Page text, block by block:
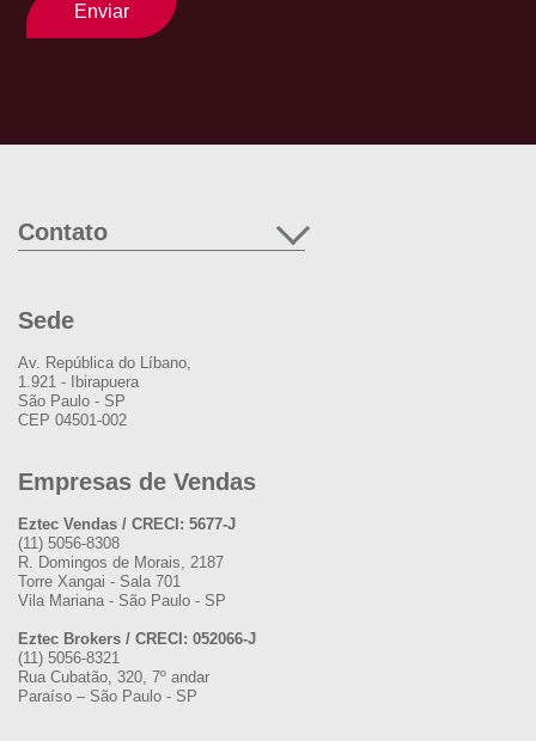
Enviar
Contato
Sede
Av. República do Líbano,
1.921 - Ibirapuera
São Paulo - SP
CEP 04501-002
Empresas de Vendas
Eztec Vendas / CRECI: 5677-J
(11) 5056-8308
R. Domingos de Morais, 2187
Torre Xangai - Sala 701
Vila Mariana - São Paulo - SP
Eztec Brokers / CRECI: 052066-J
(11) 5056-8321
Rua Cubatão, 320, 7º andar
Paraíso – São Paulo - SP